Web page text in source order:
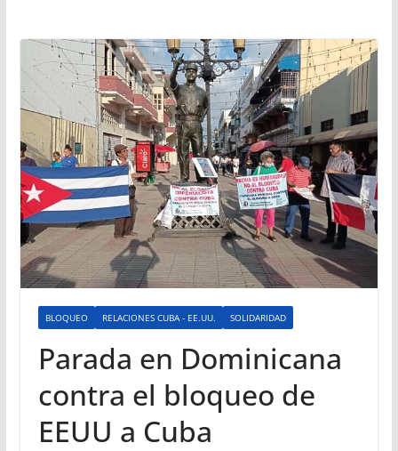
BLOQUEO RELACIONES CUBA - EE.UU. SOLIDARIDAD
Parada en Dominicana
contra el bloqueo de
EEUU a Cuba